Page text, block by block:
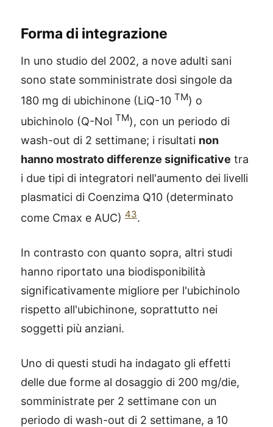
Forma di integrazione
In uno studio del 2002, a nove adulti sani
sono state somministrate dosi singole da
180 mg di ubichinone (LiQ-10 TM) o
ubichinolo (Q-Nol TM), con un periodo di
wash-out di 2 settimane; i risultati non
hanno mostrato differenze significative tra
i due tipi di integratori nell'aumento dei livelli
plasmatici di Coenzima Q10 (determinato
come Cmax e AUC) 43.
In contrasto con quanto sopra, altri studi
hanno riportato una biodisponibilità
significativamente migliore per l'ubichinolo
rispetto all'ubichinone, soprattutto nei
soggetti più anziani.
Uno di questi studi ha indagato gli effetti
delle due forme al dosaggio di 200 mg/die,
somministrate per 2 settimane con un
periodo di wash-out di 2 settimane, a 10